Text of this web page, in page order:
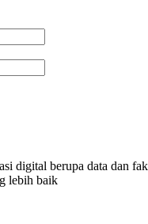
digital berupa data dan
lebih baik